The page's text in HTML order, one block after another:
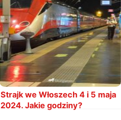
Strajk we Włoszech 4 i 5 maja
2024. Jakie godziny?